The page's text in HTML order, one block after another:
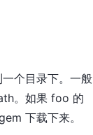
个目录下。一般
。如果 foo 的
下载下来。